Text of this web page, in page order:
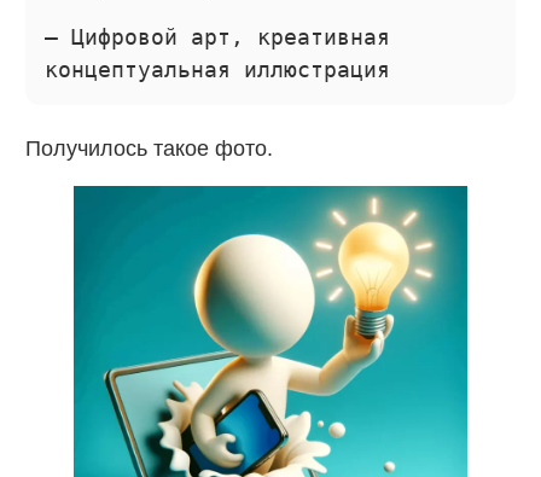
— Цифровой арт, креативная
концептуальная иллюстрация
Получилось такое фото.